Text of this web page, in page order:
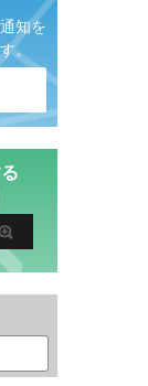
知を
。